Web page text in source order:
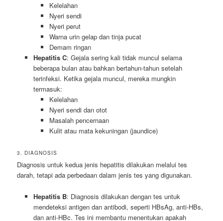
Kelelahan
Nyeri sendi
Nyeri perut
Warna urin gelap dan tinja pucat
Demam ringan
Hepatitis C: Gejala sering kali tidak muncul selama
beberapa bulan atau bahkan bertahun-tahun setelah
terinfeksi. Ketika gejala muncul, mereka mungkin
termasuk:
Kelelahan
Nyeri sendi dan otot
Masalah pencernaan
Kulit atau mata kekuningan (jaundice)
3. DIAGNOSIS
Diagnosis untuk kedua jenis hepatitis dilakukan melalui tes
darah, tetapi ada perbedaan dalam jenis tes yang digunakan.
Hepatitis B: Diagnosis dilakukan dengan tes untuk
mendeteksi antigen dan antibodi, seperti HBsAg, anti-HBs,
dan anti-HBc. Tes ini membantu menentukan apakah